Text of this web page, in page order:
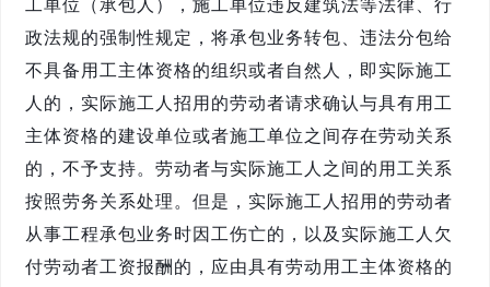
工单位（承包人），施工单位违反建筑法等法律、行
政法规的强制性规定，将承包业务转包、违法分包给
不具备用工主体资格的组织或者自然人，即实际施工
人的，实际施工人招用的劳动者请求确认与具有用工
主体资格的建设单位或者施工单位之间存在劳动关系
的，不予支持。劳动者与实际施工人之间的用工关系
按照劳务关系处理。但是，实际施工人招用的劳动者
从事工程承包业务时因工伤亡的，以及实际施工人欠
付劳动者工资报酬的，应由具有劳动用工主体资格的